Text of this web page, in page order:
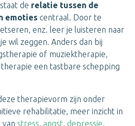
de relatie tussen de
emoties centraal. Door te
enz. leer je luisteren naar
wil zeggen. Anders dan bij
of muziektherapie,
een tastbare schepping
therapievorm zijn onder
rehabilitatie, meer inzicht in
stress, angst, depressie,